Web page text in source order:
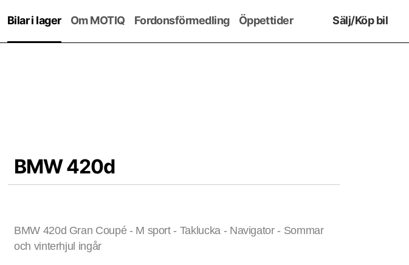
Bilar i lager Om MOTIQ Fordonsförmedling Öppettider Sälj/Köp bil
BMW 420d
BMW 420d Gran Coupé - M sport - Taklucka - Navigator - Sommar
och vinterhjul ingår